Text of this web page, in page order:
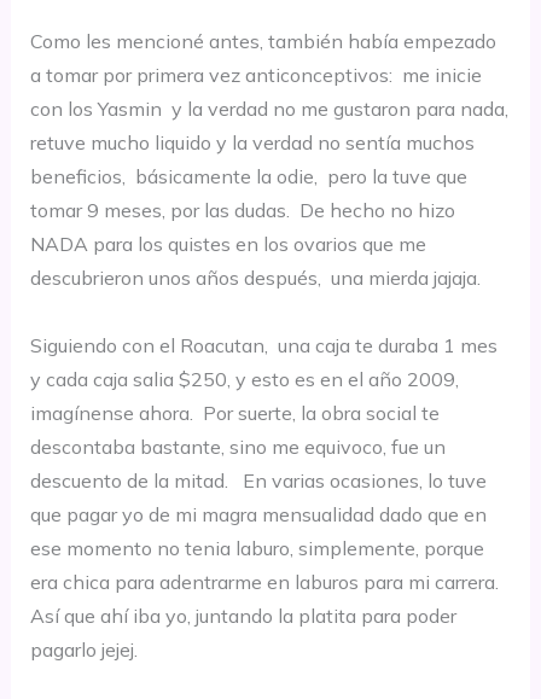
Como les mencioné antes, también había empezado
a tomar por primera vez anticonceptivos: me inicie
con los Yasmin y la verdad no me gustaron para nada,
retuve mucho liquido y la verdad no sentía muchos
beneficios, básicamente la odie, pero la tuve que
tomar 9 meses, por las dudas. De hecho no hizo
NADA para los quistes en los ovarios que me
descubrieron unos años después, una mierda jajaja.
Siguiendo con el Roacutan, una caja te duraba 1 mes
y cada caja salia $250, y esto es en el año 2009,
imagínense ahora. Por suerte, la obra social te
descontaba bastante, sino me equivoco, fue un
descuento de la mitad. En varias ocasiones, lo tuve
que pagar yo de mi magra mensualidad dado que en
ese momento no tenia laburo, simplemente, porque
era chica para adentrarme en laburos para mi carrera.
Así que ahí iba yo, juntando la platita para poder
pagarlo jejej.